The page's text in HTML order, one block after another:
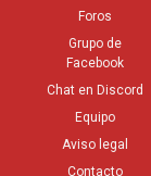
Foros
Grupo de
Facebook
Chat en Discord
Equipo
Aviso legal
Contacto